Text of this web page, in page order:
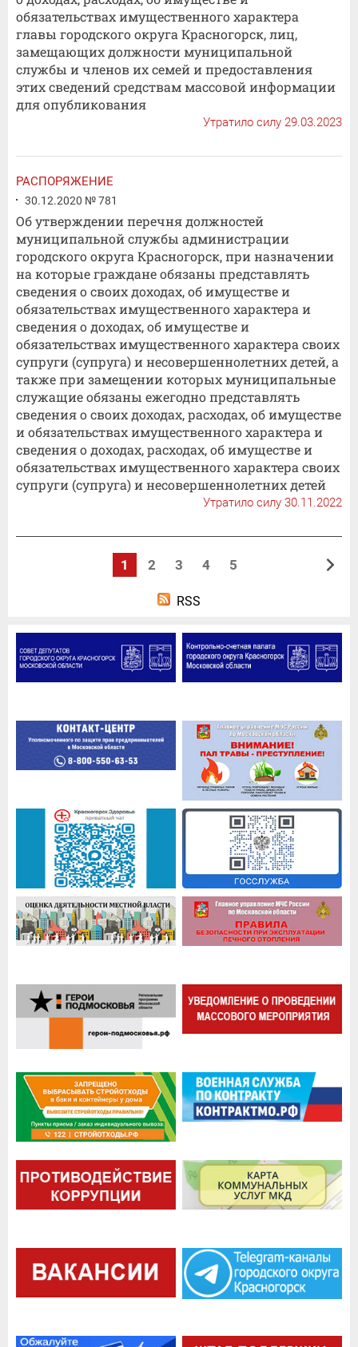
обязательствах имущественного характера
главы городского округа Красногорск, лиц,
замещающих должности муниципальной
службы и членов их семей и предоставления
этих сведений средствам массовой информации
для опубликования
Утратило силу 29.03.2023
РАСПОРЯЖЕНИЕ
30.12.2020 № 781
Об утверждении перечня должностей
муниципальной службы администрации
городского округа Красногорск, при назначении
на которые граждане обязаны представлять
сведения о своих доходах, об имуществе и
обязательствах имущественного характера и
сведения о доходах, об имуществе и
обязательствах имущественного характера своих
супруги (супруга) и несовершеннолетних детей, а
также при замещении которых муниципальные
служащие обязаны ежегодно представлять
сведения о своих доходах, расходах, об имуществе
и обязательствах имущественного характера и
сведения о доходах, расходах, об имуществе и
обязательствах имущественного характера своих
супруги (супруга) и несовершеннолетних детей
Утратило силу 30.11.2022
1 2 3 4 5
RSS